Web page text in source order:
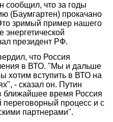
сообщил, что за годы
(Баумгартен) прокачано
зримый пример нашего
энергетической
президент РФ.
что Россия
в ВТО. "Мы и дальше
хотим вступить в ВТО на
- сказал он. Путин
ближайшее время Россия
переговорный процесс и с
партнерами".